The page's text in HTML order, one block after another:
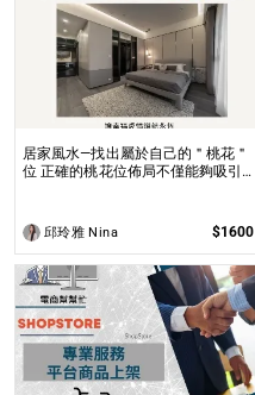
居家風水—找出屬於自己的＂桃花＂
位 正確的桃花位佈局不僅能夠吸引
邱玲雅 Nina $1600